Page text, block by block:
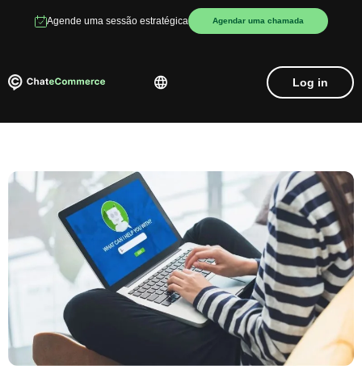
Agende uma sessão estratégica Agendar uma chamada
Log in